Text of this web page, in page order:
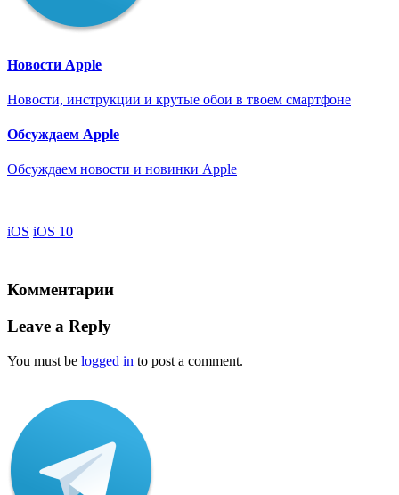
Новости Apple
Новости, инструкции и крутые обои в твоем смартфоне
Обсуждаем Apple
Обсуждаем новости и новинки Apple
iOS iOS 10
Комментарии
Leave a Reply
You must be logged in to post a comment.